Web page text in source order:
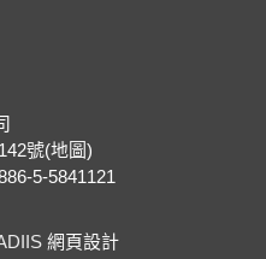
號(地圖)
5-5841121
網頁設計